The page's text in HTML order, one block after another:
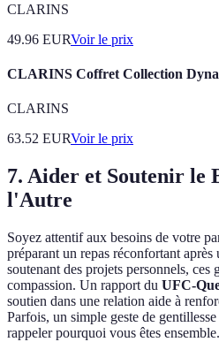
CLARINS
49.96 EURVoir le prix
CLARINS Coffret Collection
CLARINS
63.52 EURVoir le prix
7. Aider et Soutenir le
l'Autre
Soyez attentif aux besoins de votre
préparant un repas réconfortant
soutenant des projets personnels, ces
compassion. Un rapport du UFC-
soutien dans une relation aide à
Parfois, un simple geste de
rappeler pourquoi vous êtes ensemble.